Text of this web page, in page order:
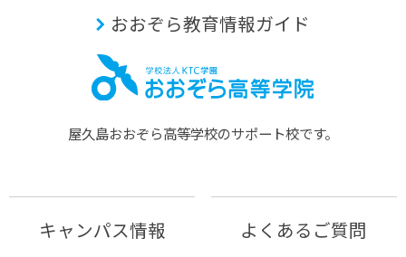
おおぞら教育情報ガイド
屋久島おおぞら⾼等学校のサポート校です。
キャンパス情報 よくあるご質問